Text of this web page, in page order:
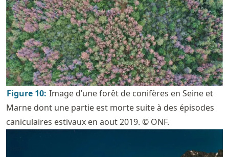
Figure 10: Image d’une forêt de conifères en Seine et
Marne dont une partie est morte suite à des épisodes
caniculaires estivaux en aout 2019. © ONF.